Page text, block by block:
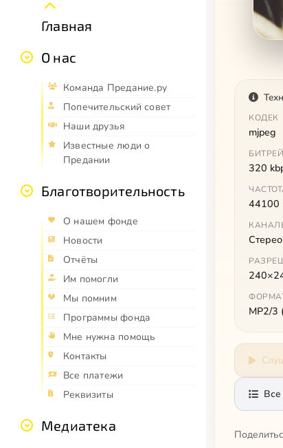
Главная
О нас
Команда Предание.ру
Попечительский совет
Наши друзья
Известные люди о
Предании
Благотворительность
О нашем фонде
Новости
Отчёты
Им помогли
Мы помним
Программы фонда
Мне нужна помощь
Контакты
Все платежи
Реквизиты
Медиатека
КОДЕК
mjpeg
320
44100
Стерео
MP2/3